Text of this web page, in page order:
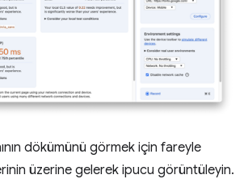
dökümünü görmek için fareyle
üzerine gelerek ipucu görüntüleyin.